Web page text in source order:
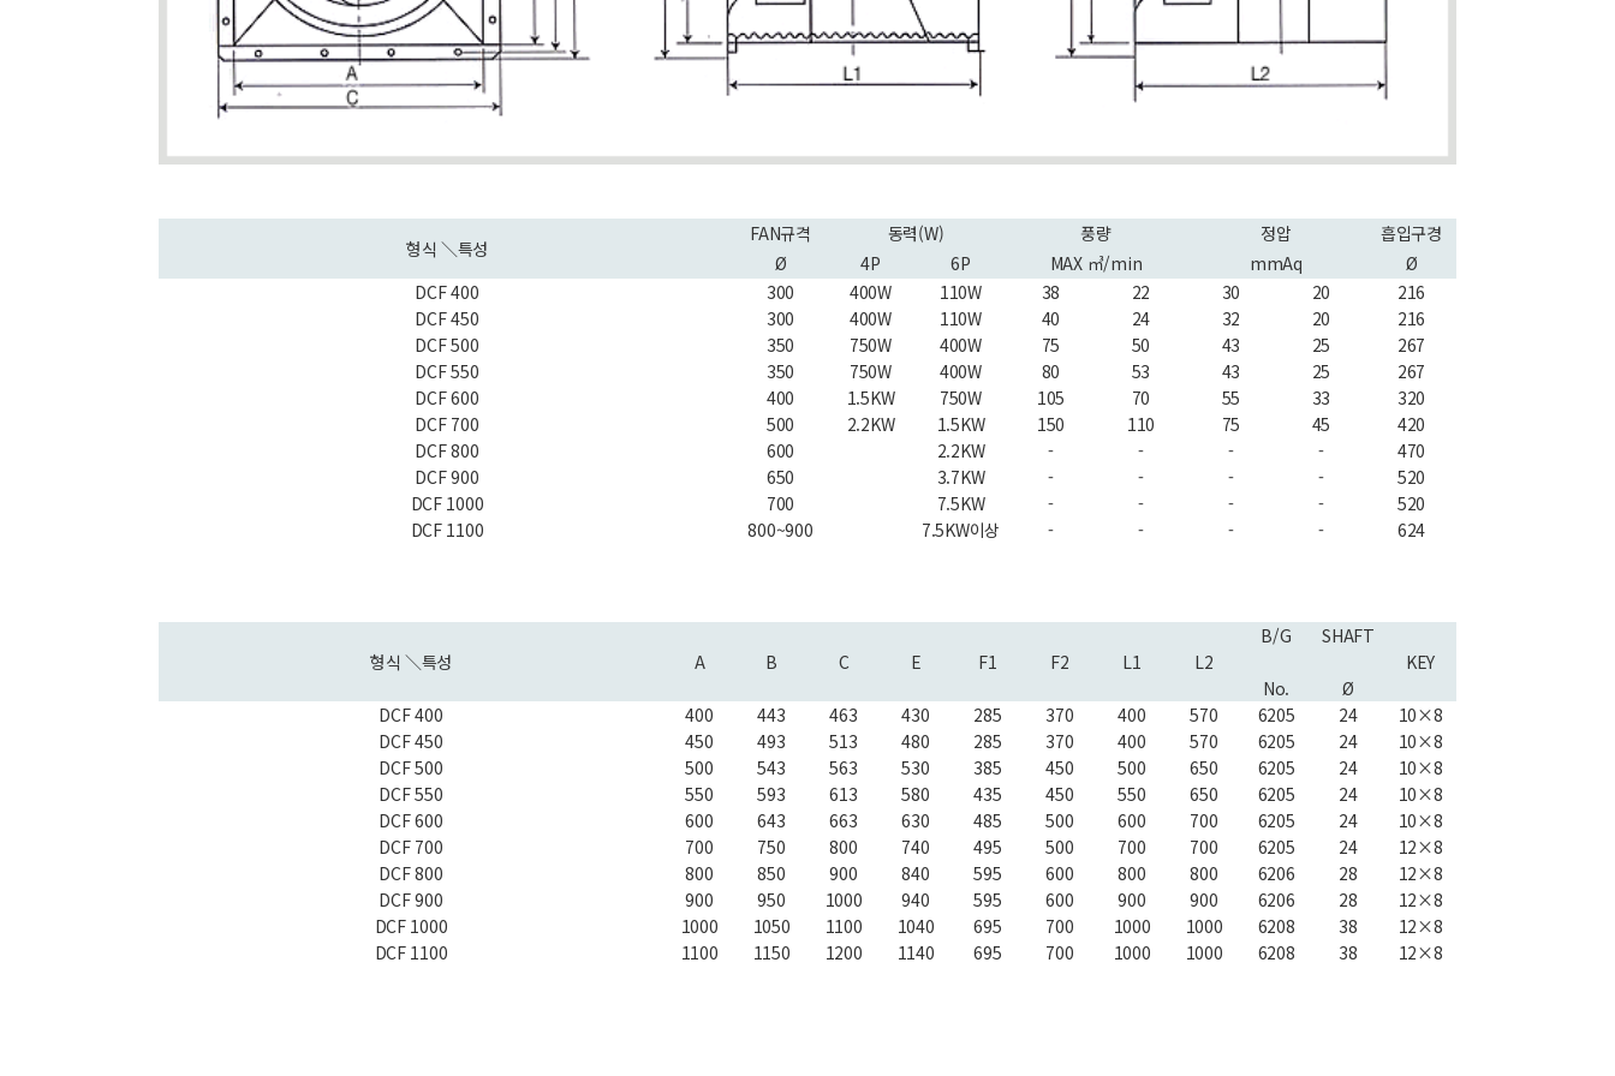
형식 ＼특성
FAN규격 동력(W) 풍량 정압
흡입구경
Ø
4P 6P MAX ㎥/min mmAq
Ø
DCF 400
300 400W 110W 38 22 30 20
216
DCF 450
300 400W 110W 40 24 32 20
216
DCF 500
350 750W 400W 75 50 43 25
267
DCF 550
350 750W 400W 80 53 43 25
267
DCF 600
400 1.5KW 750W 105 70 55 33
320
DCF 700
500 2.2KW 1.5KW 150 110 75 45
420
DCF 800
600 2.2KW - - - -
470
DCF 900
650 3.7KW - - - -
520
DCF 1000
700 7.5KW - - - -
520
DCF 1100
800~900 7.5KW이상 - - - - 624
형식 ＼특성 A B C E F1 F2 L1 L2
B/G
No.
SHAFT
Ø
KEY
DCF 400 400 443 463 430 285 370 400 570 6205 24
10×8
DCF 450
450 493 513 480 285 370 400 570 6205 24
10×8
DCF 500
500 543 563 530 385 450 500 650 6205 24
10×8
DCF 550
550 593 613 580 435 450 550 650 6205 24
10×8
DCF 600
600 643 663 630 485 500 600 700 6205 24
10×8
DCF 700
700 750 800 740 495 500 700 700 6205 24
12×8
DCF 800
800 850 900 840 595 600 800 800 6206 28
12×8
DCF 900
900 950 1000 940 595 600 900 900 6206 28
12×8
DCF 1000
1000 1050 1100 1040 695 700 1000 1000 6208 38
12×8
DCF 1100
1100 1150 1200 1140 695 700 1000 1000 6208 38 12×8